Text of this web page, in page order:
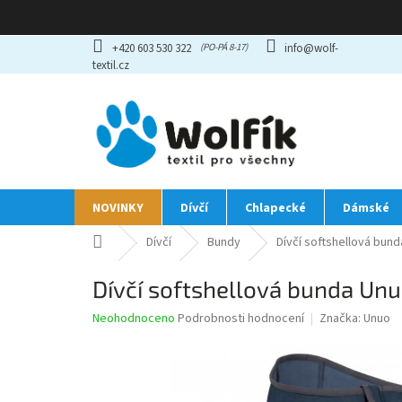
obsah
+420 603 530 322
info@wolf-
textil.cz
NOVINKY Dívčí Chlapecké Dámské
Domů Dívčí Bundy Dívčí softshellová
Dívčí softshellová bunda
Průměrné
Neohodnoceno Podrobnosti hodnocení Značka: Unuo